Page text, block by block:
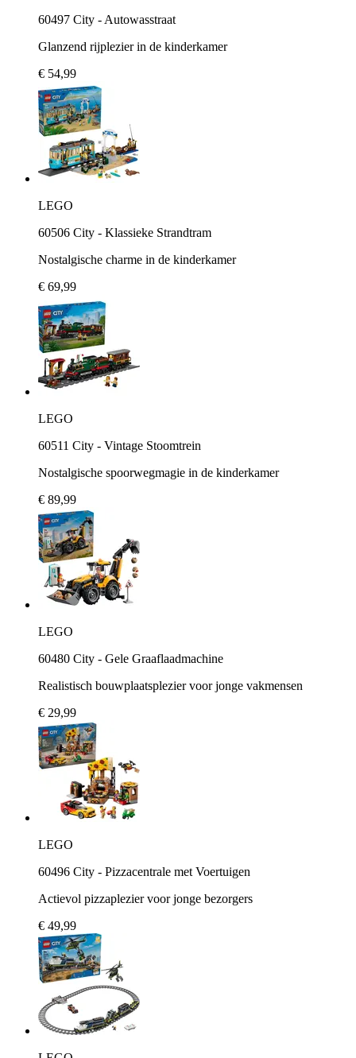
60497 City - Autowasstraat
Glanzend rijplezier in de kinderkamer
€ 54,99
LEGO
60506 City - Klassieke Strandtram
Nostalgische charme in de kinderkamer
€ 69,99
LEGO
60511 City - Vintage Stoomtrein
Nostalgische spoorwegmagie in de kinderkamer
€ 89,99
LEGO
60480 City - Gele Graaflaadmachine
Realistisch bouwplaatsplezier voor jonge vakmensen
€ 29,99
LEGO
60496 City - Pizzacentrale met Voertuigen
Actievol pizzaplezier voor jonge bezorgers
€ 49,99